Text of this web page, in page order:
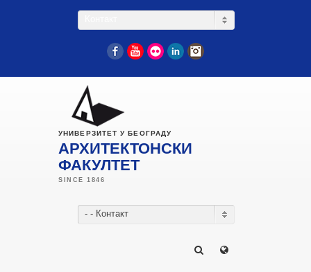
FacebookYouTube
Flickr LinkedIn
УНИВЕРЗИТЕТ У БЕОГРАДУ
АРХИТЕКТОНСКИ
ФАКУЛТЕТ
- - Контакт